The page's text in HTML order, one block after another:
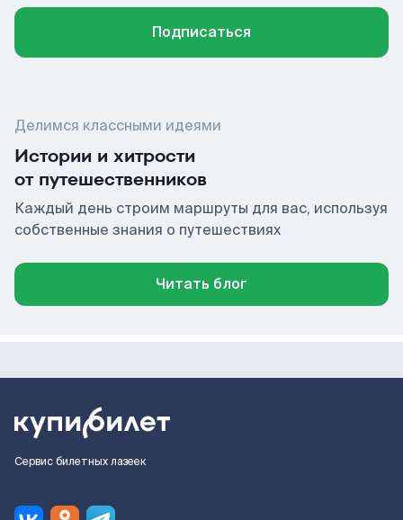
Подписаться
Делимся классными идеями
Истории и хитрости
от путешественников
Каждый день строим маршруты для вас, используя
собственные знания о путешествиях
Читать блог
Сервис билетных лазеек